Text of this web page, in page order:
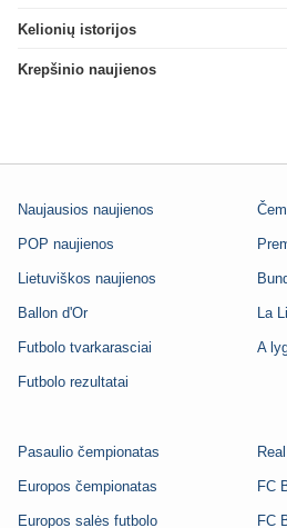
Kelionių istorijos
Krepšinio naujienos
Naujausios naujienos
POP naujienos
Lietuviškos naujienos
Ballon d'Or
Futbolo tvarkarasciai
Futbolo rezultatai
La
A
Pasaulio čempionatas
Europos čempionatas
Europos salės futbolo
FC
FC